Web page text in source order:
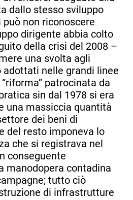
dallo stesso sviluppo
non riconoscere
dirigente abbia colto
della crisi del 2008 –
una svolta agli
adottati nelle grandi linee
patrocinata da
sin dal 1978 si era
una massiccia quantità
dei beni di
del resto imponeva lo
che si registrava nel
conseguente
manodopera contadina
tutto ciò
di infrastrutture